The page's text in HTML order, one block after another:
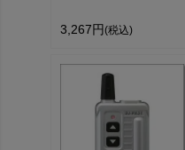
3,267円 (税込)